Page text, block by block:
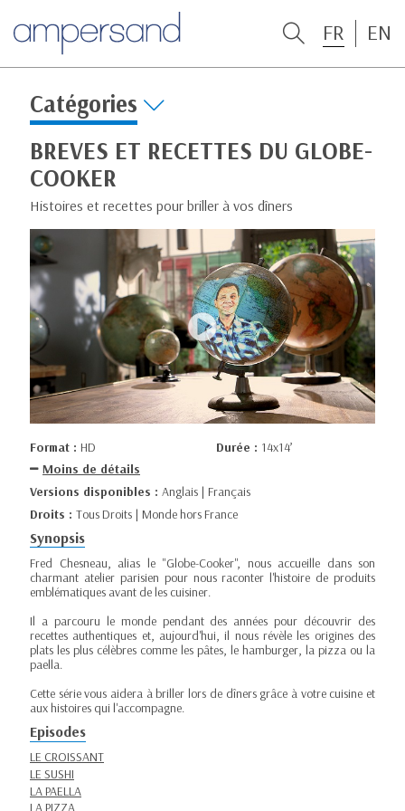
FR EN
Catégories
BREVES ET RECETTES DU GLOBE-
COOKER
Histoires et recettes pour briller à vos dîners
Format : HD Durée : 14x14’
Moins de détails
Versions disponibles : Anglais | Français
Droits : Tous Droits | Monde hors France
Synopsis
Fred Chesneau, alias le "Globe-Cooker", nous accueille dans son
charmant atelier parisien pour nous raconter l'histoire de produits
emblématiques avant de les cuisiner.
Il a parcouru le monde pendant des années pour découvrir des
recettes authentiques et, aujourd'hui, il nous révèle les origines des
plats les plus célèbres comme les pâtes, le hamburger, la pizza ou la
paella.
Cette série vous aidera à briller lors de dîners grâce à votre cuisine et
aux histoires qui l'accompagne.
Episodes
LE CROISSANT
LE SUSHI
LA PAELLA
LA PIZZA